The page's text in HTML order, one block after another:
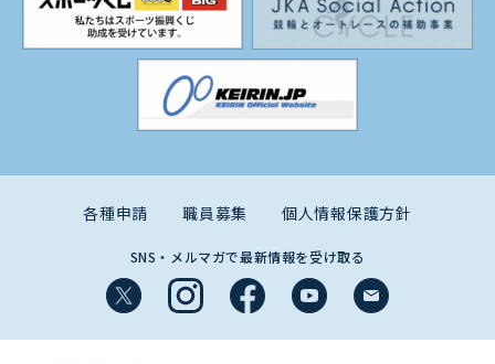
各種申請 職員募集 個人情報保護方針
SNS・メルマガで最新情報を受け取る